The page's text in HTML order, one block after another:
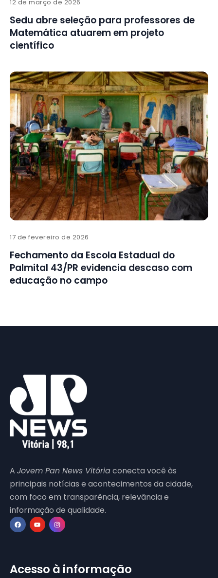
12 de março de 2026
Sedu abre seleção para professores de
Matemática atuarem em projeto
científico
17 de fevereiro de 2026
Fechamento da Escola Estadual do
Palmital 43/PR evidencia descaso com
educação no campo
A Jovem Pan News Vitóriaconecta você às
principais notícias e acontecimentos da cidade,
com foco em transparência, relevância e
informação de qualidade.
Acesso à informação